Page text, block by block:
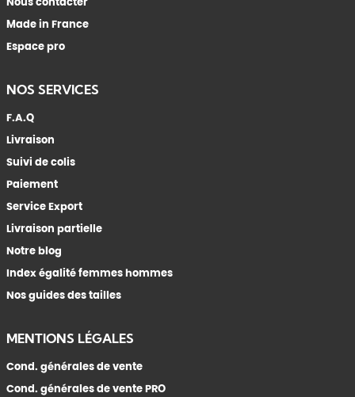
Made in France
Espace pro
NOS SERVICES
F.A.Q
Livraison
Suivi de colis
Paiement
Service Export
Livraison partielle
Notre blog
Index égalité femmes hommes
Nos guides des tailles
MENTIONS LÉGALES
Cond. générales de vente
Cond. générales de vente PRO